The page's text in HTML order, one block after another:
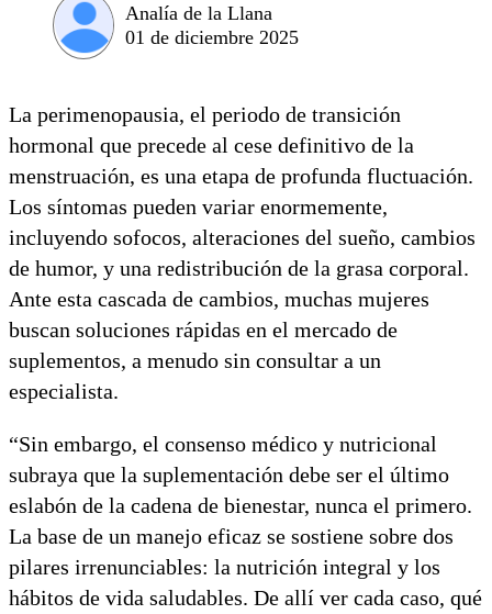
Analía de la Llana
01 de diciembre 2025
La perimenopausia, el periodo de transición
hormonal que precede al cese definitivo de la
menstruación, es una etapa de profunda fluctuación.
Los síntomas pueden variar enormemente,
incluyendo sofocos, alteraciones del sueño, cambios
de humor, y una redistribución de la grasa corporal.
Ante esta cascada de cambios, muchas mujeres
buscan soluciones rápidas en el mercado de
suplementos, a menudo sin consultar a un
especialista.
“Sin embargo, el consenso médico y nutricional
subraya que la suplementación debe ser el último
eslabón de la cadena de bienestar, nunca el primero.
La base de un manejo eficaz se sostiene sobre dos
pilares irrenunciables: la nutrición integral y los
hábitos de vida saludables. De allí ver cada caso, qué